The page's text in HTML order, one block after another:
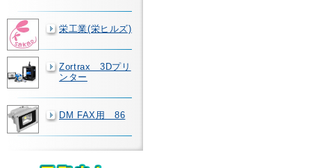
栄工業(栄ヒルズ)
Zortrax 3Dプリ
ンター
DM FAX用 86